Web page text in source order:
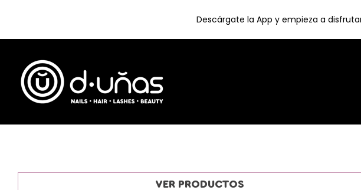
content
VER PRODUCTOS
Descárgate la App y empieza a